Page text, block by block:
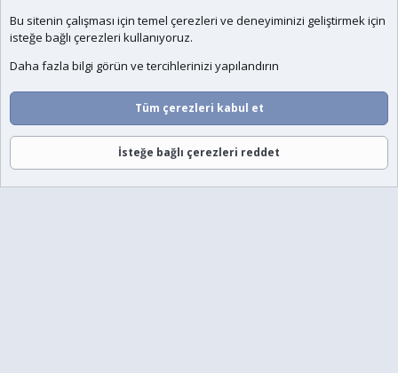
Bu sitenin çalışması için temel çerezleri ve deneyiminizi geliştirmek için
isteğe bağlı çerezleri kullanıyoruz.
Daha fazla bilgi görün ve tercihlerinizi yapılandırın
Tüm çerezleri kabul et
İsteğe bağlı çerezleri reddet